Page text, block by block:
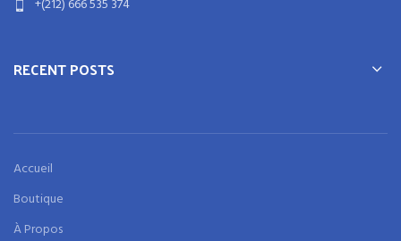
+(212) 666 535 374
RECENT POSTS
Accueil
Boutique
À Propos